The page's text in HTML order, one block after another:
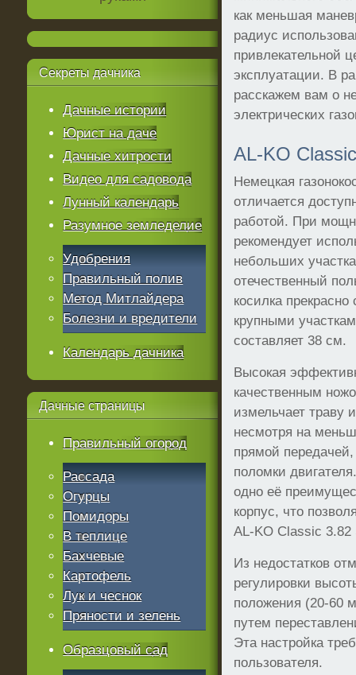
как меньшая
радиус
привлекательной
эксплуатации. В
расскажем вам о
электрических
AL-KO
Немецкая
отличается
работой. При
рекомендует
небольших
отечественный
косилка
крупными
составляет 38 см.
Высокая
качественным
измельчает траву
несмотря на
прямой
поломки
одно её
корпус, что
AL-KO Classic 3.82
Из недостатков
регулировки
положения (20-60
путем
Эта настройка
пользователя.
Секреты дачника
Дачные истории
Юрист на даче
Дачные хитрости
Видео для садовода
Лунный календарь
Разумное земледелие
Удобрения
Правильный полив
Метод Митлайдера
Болезни и вредители
Календарь дачника
Дачные страницы
Правильный огород
Рассада
Огурцы
Помидоры
В теплице
Бахчевые
Картофель
Лук и чеснок
Пряности и зелень
Образцовый сад